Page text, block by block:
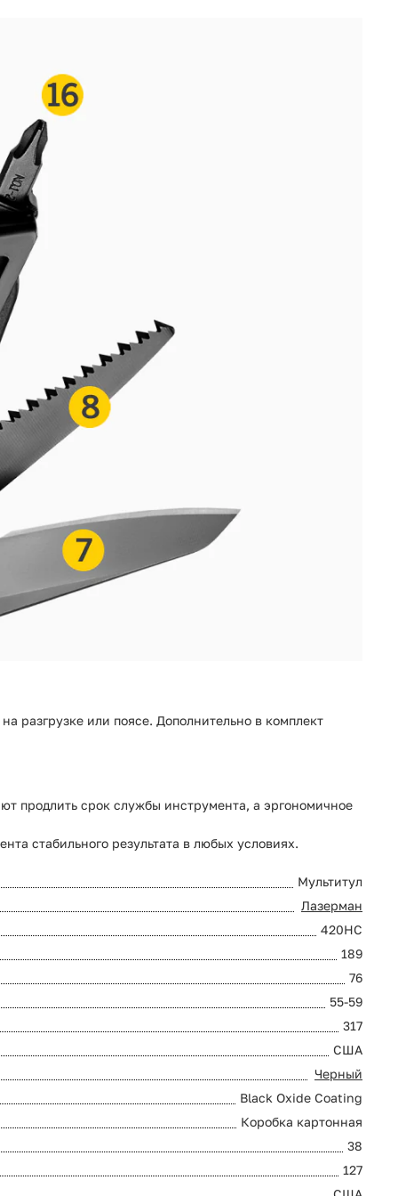
разгрузке или поясе. Дополнительно в комплект
продлить срок службы инструмента, а эргономичное
стабильного результата в любых условиях.
Мультитул
Лазерман
420HC
189
76
55-59
317
США
Черный
Black Oxide Coating
Коробка картонная
38
127